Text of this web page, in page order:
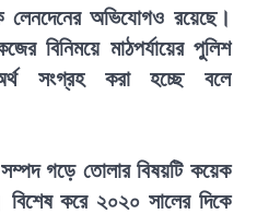
লেনদেনের অভিযোগও রয়েছে।
বিনিময়ে মাঠপর্যায়ের পুলিশ
সংগ্রহ করা হচ্ছে বলে
সম্পদ গড়ে তোলার বিষয়টি কয়েক
করে ২০২০ সালের দিকে